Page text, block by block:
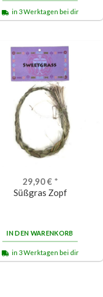
in 3 Werktagen bei dir
29,90€ *
Süßgras Zopf
IN DEN WARENKORB
in 3 Werktagen bei dir